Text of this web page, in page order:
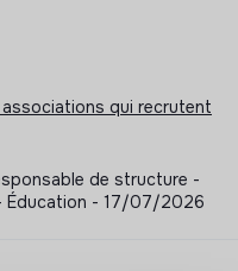
qui recrutent
de structure -
Éducation - 17/07/2026